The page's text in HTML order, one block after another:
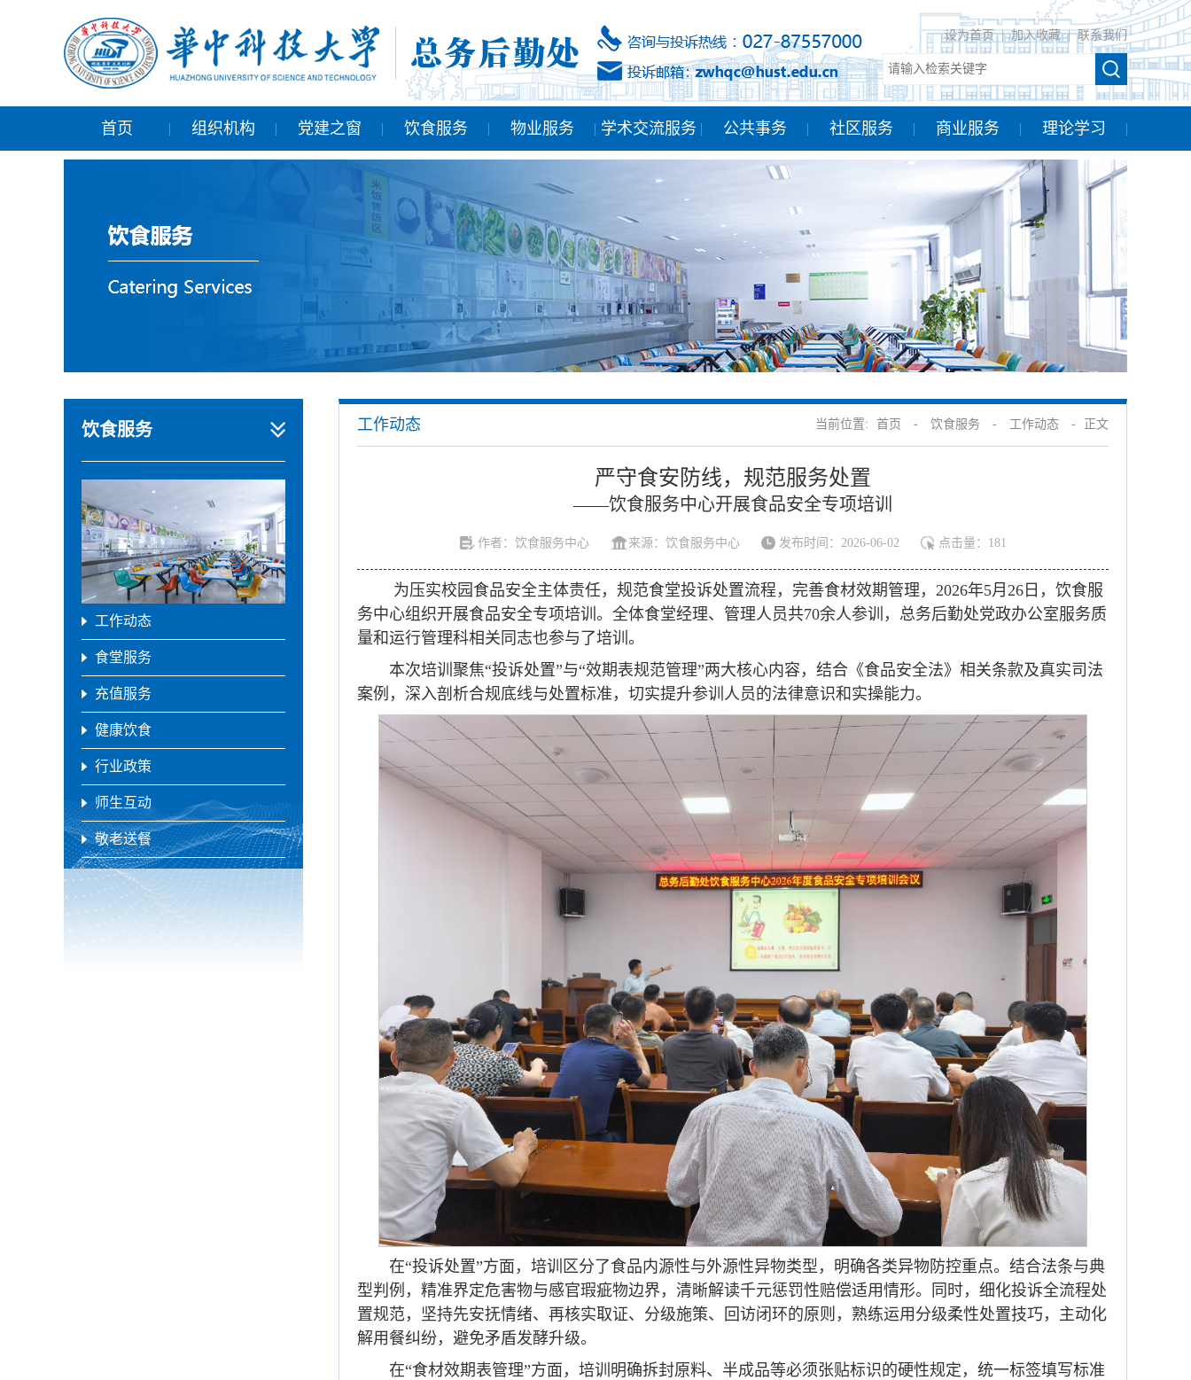
设为首页|加入收藏|联系我们
首页 组织机构 党建之窗 饮食服务 物业服务 学术交流服务 公共事务 社区服务 商业服务 理论学习
饮食服务
工作动态
食堂服务
充值服务
健康饮食
行业政策
师生互动
敬老送餐
工作动态 当前位置: 首页 - 饮食服务 - 工作动态 - 正文
严守食安防线，规范服务处置
——饮食服务中心开展食品安全专项培训
作者：饮食服务中心 来源：饮食服务中心 发布时间：2026-06-02 点击量： 181
为压实校园食品安全主体责任，规范食堂投诉处置流程，完善食材效期管理，2026年5月26日，饮食服
务中心组织开展食品安全专项培训。全体食堂经理、管理人员共70余人参训，总务后勤处党政办公室服务质
量和运行管理科相关同志也参与了培训。
本次培训聚焦“投诉处置”与“效期表规范管理”两大核心内容，结合《食品安全法》相关条款及真实司法
案例，深入剖析合规底线与处置标准，切实提升参训人员的法律意识和实操能力。
在“投诉处置”方面，培训区分了食品内源性与外源性异物类型，明确各类异物防控重点。结合法条与典
型判例，精准界定危害物与感官瑕疵物边界，清晰解读千元惩罚性赔偿适用情形。同时，细化投诉全流程处
置规范，坚持先安抚情绪、再核实取证、分级施策、回访闭环的原则，熟练运用分级柔性处置技巧，主动化
解用餐纠纷，避免矛盾发酵升级。
在“食材效期表管理”方面，培训明确拆封原料、半成品等必须张贴标识的硬性规定，统一标签填写标准